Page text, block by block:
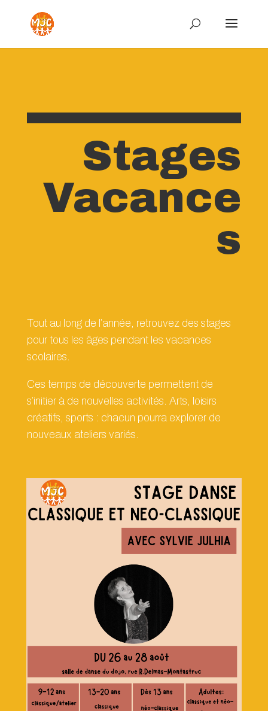
Stages
Vacance
s
Tout au long de l’année, retrouvez des stages
pour tous les âges pendant les vacances
scolaires.
Ces temps de découverte permettent de
s’initier à de nouvelles activités. Arts, loisirs
créatifs, sports : chacun pourra explorer de
nouveaux ateliers variés.